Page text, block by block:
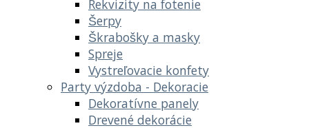
Rekvizity na fotenie
Šerpy
Škrabošky a masky
Spreje
Vystreľovacie konfety
Party výzdoba - Dekoracie
Dekoratívne panely
Drevené dekorácie